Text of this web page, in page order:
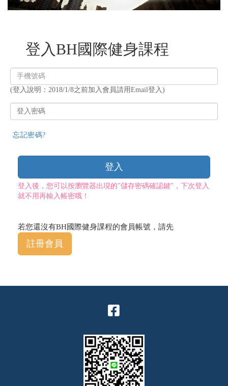
登入BH國際健身課程
入
帳
號
(登入說明：2018/1/8之前加入會員請用Email登入)
入
碼
忘記密碼?
登入
登入後，您可以按瀏覽器出現的"儲存密碼確認鍵"，下次登入
就不用再輸入帳密哦！
若您還沒有BH國際健身課程的會員帳號，請先
註冊會員